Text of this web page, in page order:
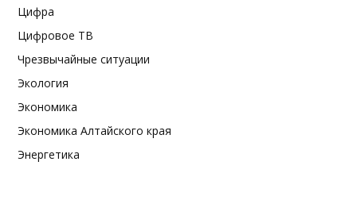
Цифра
Цифровое ТВ
Чрезвычайные ситуации
Экология
Экономика
Экономика Алтайского края
Энергетика